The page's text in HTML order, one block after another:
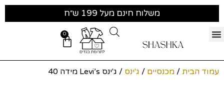
משלוח חינם מעל 199 ש״ח
0
עמוד הבית / מכנסיים / ג'ינס / ג'ינס Levi’s מידה 40